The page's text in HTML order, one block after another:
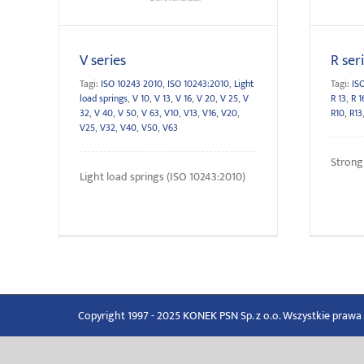
V series
Tagi: ISO 10243 2010, ISO 10243:2010, Light
load springs, V 10, V 13, V 16, V 20, V 25, V
32, V 40, V 50, V 63, V10, V13, V16, V20,
V25, V32, V40, V50, V63
Light load springs (ISO 10243:2010)
R
Tagi:
R 13, R
R10, R13,
Copyright 1997 - 2025 KONEK PSN Sp. z o.o. Wszystkie